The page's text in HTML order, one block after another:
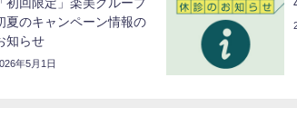
「初回限定」楽美グループ
夏のキャンペーン情報の
知らせ
年5月1日